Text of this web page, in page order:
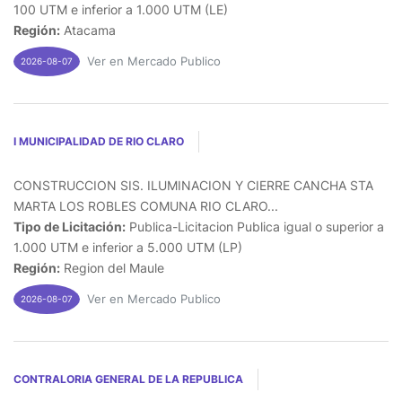
100 UTM e inferior a 1.000 UTM (LE)
Región: Atacama
2026-08-07 Ver en Mercado Publico
I MUNICIPALIDAD DE RIO CLARO
CONSTRUCCION SIS. ILUMINACION Y CIERRE CANCHA STA
MARTA LOS ROBLES COMUNA RIO CLARO...
Tipo de Licitación: Publica-Licitacion Publica igual o superior a
1.000 UTM e inferior a 5.000 UTM (LP)
Región: Region del Maule
2026-08-07 Ver en Mercado Publico
CONTRALORIA GENERAL DE LA REPUBLICA